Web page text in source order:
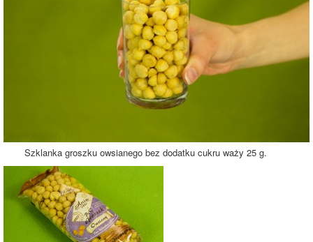
Szklanka groszku owsianego bez dodatku cukru waży 25 g.